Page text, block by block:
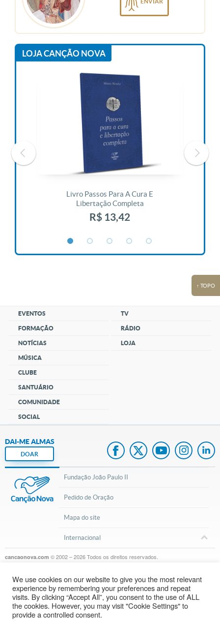
LOJA CANÇÃO NOVA
Livro Passos Para A Cura E
Libertação Completa
R$ 13,42
↑ TOPO
EVENTOS
FORMAÇÃO
NOTÍCIAS
MÚSICA
CLUBE
SANTUÁRIO
COMUNIDADE
SOCIAL
TV
RÁDIO
LOJA
DAI-ME ALMAS
DOAR
Fundação João Paulo II
Pedido de Oração
Mapa do site
Internacional
cancaonova.com © 2002 – 2026Todos os direitos reservados.
We use cookies on our website to give you the most relevant
experience by remembering your preferences and repeat
visits. By clicking “Accept All”, you consent to the use of ALL
the cookies. However, you may visit "Cookie Settings" to
provide a controlled consent.Inscreva-se em nosso canal do Youtube